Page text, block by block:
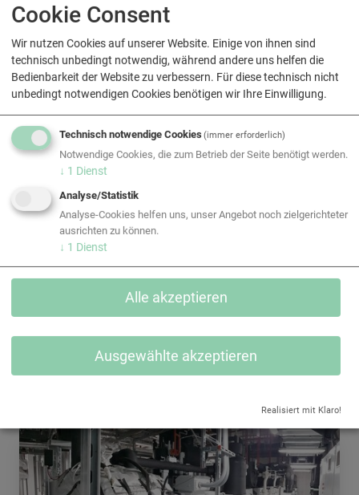
Unsere Referenzen
Nachhaltige Produktionskälte & -wärme
Cookie Consent
Wir nutzen Cookies auf unserer Website. Einige von ihnen sind
technisch unbedingt notwendig, während andere uns helfen die
Bedienbarkeit der Website zu verbessern. Für diese technisch nicht
unbedingt notwendigen Cookies benötigen wir Ihre Einwilligung.
Technisch notwendige Cookies(immer erforderlich)
Notwendige Cookies, die zum Betrieb der Seite benötigt werden.
↓ 1 Dienst
Analyse/Statistik
Analyse-Cookies helfen uns, unser Angebot noch zielgerichteter
ausrichten zu können.
↓ 1 Dienst
Ausgewählte akzeptieren
Alle akzeptieren
Realisiert mit Klaro!